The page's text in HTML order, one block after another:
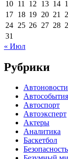
10 11 12 13 14
17 18 19 20 21
24 25 26 27 28
31
« Июл
Рубрики
Автоновости
Автособытия
Автоспорт
Автоэксперт
Актеры
Аналитика
Баскетбол
Безопасность